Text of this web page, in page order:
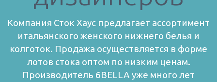
Компания Сток Хаус предлагает ассортимент
итальянского женского нижнего белья и
колготок. Продажа осуществляется в форме
лотов стока оптом по низким ценам.
Производитель 6BELLA уже много лет